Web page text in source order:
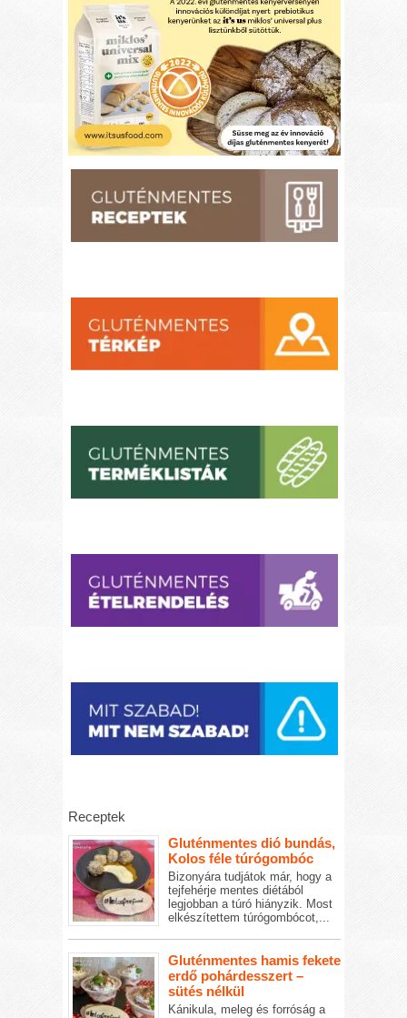
Receptek
Gluténmentes dió bundás,
Kolos féle túrógombóc
Bizonyára tudjátok már, hogy a
tejfehérje mentes diétából
legjobban a túró hiányzik. Most
elkészítettem túrógombócot,...
Gluténmentes hamis fekete
erdő pohárdesszert –
sütés nélkül
Kánikula, meleg és forróság a